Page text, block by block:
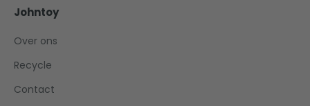
Johntoy
Over ons
Recycle
Contact